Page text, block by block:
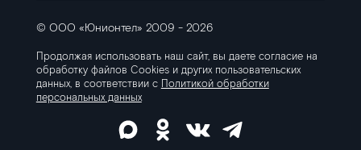
© ООО «Юнионтел» 2009 - 2026
Продолжая использовать наш сайт, вы даете согласие на
обработку файлов Cookiesи других пользовательских
данных, в соответствии с Политикой обработки
персональных данных